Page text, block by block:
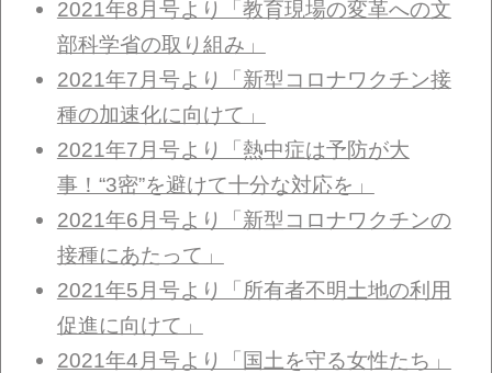
2021年8月号より「教育現場の変革への文
部科学省の取り組み」
2021年7月号より「新型コロナワクチン接
種の加速化に向けて」
2021年7月号より「熱中症は予防が大
事！“3密”を避けて十分な対応を」
2021年6月号より「新型コロナワクチンの
接種にあたって」
2021年5月号より「所有者不明土地の利用
促進に向けて」
2021年4月号より「国土を守る女性たち」